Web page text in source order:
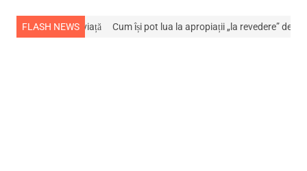
FLASH NEWS
a stins din viață Cum își pot lua la apropiații „la revedere” de la…